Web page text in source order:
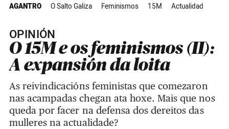
AGANTRO O Salto Galiza Feminismos 15M Actualidad
OPINIÓN
O 15M e os feminismos (II):
A expansión da loita
As reivindicacións feministas que comezaron
nas acampadas chegan ata hoxe. Mais que nos
queda por facer na defensa dos dereitos das
mulleres na actualidade?